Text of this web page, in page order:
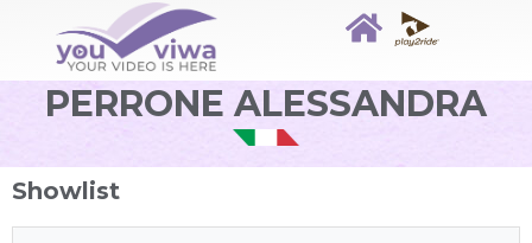
PERRONE ALESSANDRA
Showlist